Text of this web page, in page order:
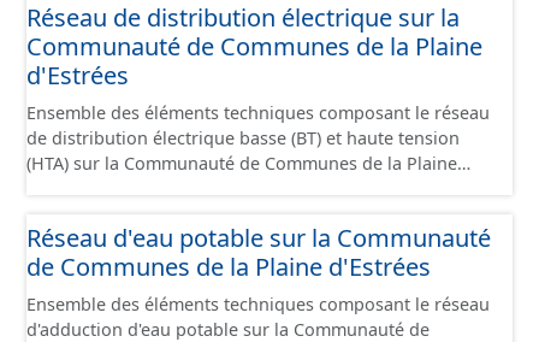
que les pylones de support.
Réseau de distribution électrique sur la
Communauté de Communes de la Plaine
d'Estrées
Ensemble des éléments techniques composant le réseau
de distribution électrique basse (BT) et haute tension
(HTA) sur la Communauté de Communes de la Plaine
distribution, poste source...) ainsi que les pylones de
support.
Réseau d'eau potable sur la Communauté
de Communes de la Plaine d'Estrées
Ensemble des éléments techniques composant le réseau
d'adduction d'eau potable sur la Communauté de